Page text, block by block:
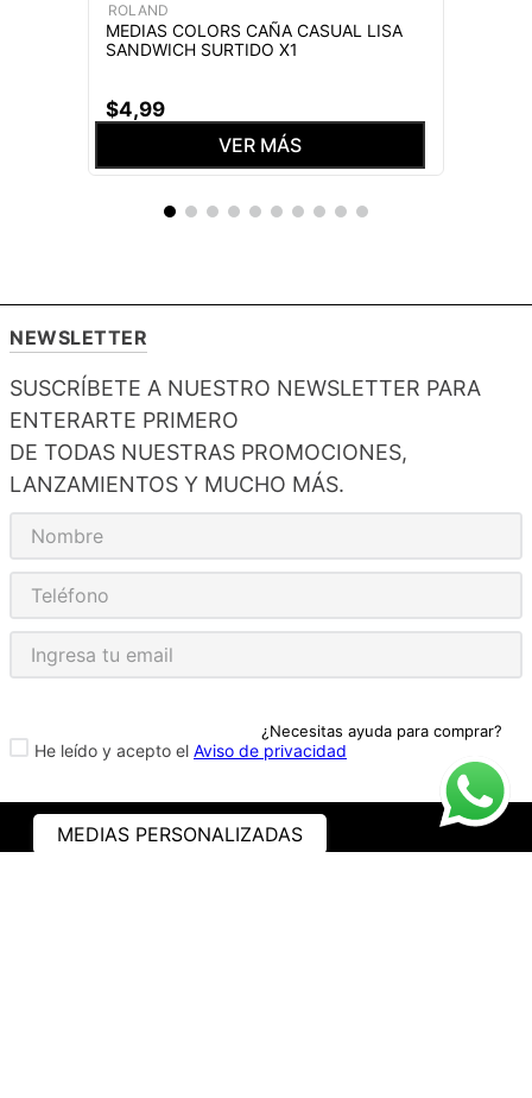
¿Necesitas ayuda para comprar?
ROLAND
MEDIAS COLORS CAÑA CASUAL LISA
SANDWICH SURTIDO X1
$4,99
VER MÁS
NEWSLETTER
SUSCRÍBETE A NUESTRO NEWSLETTER PARA
ENTERARTE PRIMERO
DE TODAS NUESTRAS PROMOCIONES,
LANZAMIENTOS Y MUCHO MÁS.
He leído y acepto el Aviso de privacidad
MEDIAS PERSONALIZADAS